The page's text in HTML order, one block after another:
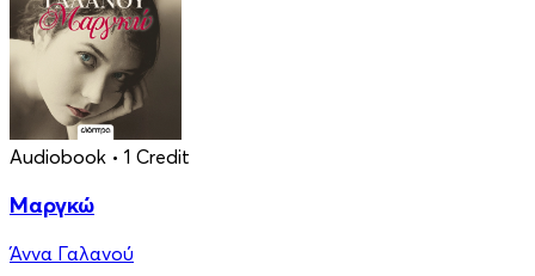
Audiobook • 1 Credit
Μαργκώ
Άννα Γαλανού